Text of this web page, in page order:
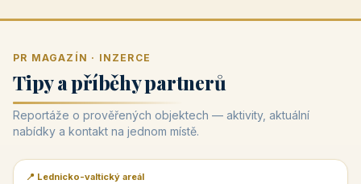
PR MAGAZÍN · INZERCE
Tipy a příběhy partnerů
Reportáže o prověřených objektech — aktivity, aktuální
nabídky a kontakt na jednom místě.
📰 PR článek
📍 Lednicko-valtický areál